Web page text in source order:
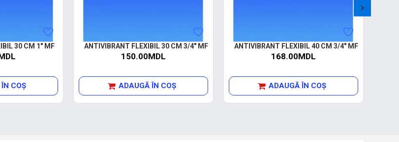
30 CM 1" MF
COŞ
ANTIVIBRANT FLEXIBIL 30 CM 3/4" MF
150.00MDL
ADAUGĂ ÎN COŞ
ANTIVIBRANT FLEXIBIL 40 CM 3/4" MF
168.00MDL
ADAUGĂ ÎN COŞ